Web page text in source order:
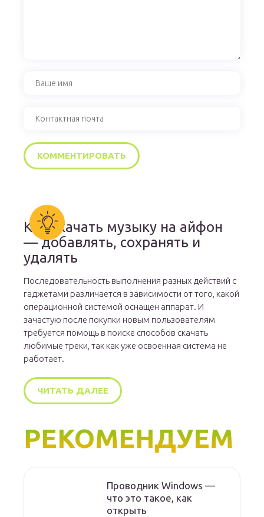
Как скачать музыку на айфон
— добавлять, сохранять и
удалять
Последовательность выполнения разных действий с
гаджетами различается в зависимости от того, какой
операционной системой оснащен аппарат. И
зачастую после покупки новым пользователям
требуется помощь в поиске способов скачать
любимые треки, так как уже освоенная система не
работает.
ЧИТАТЬ ДАЛЕЕ
РЕКОМЕНДУЕМ
Проводник Windows —
что это такое, как
открыть